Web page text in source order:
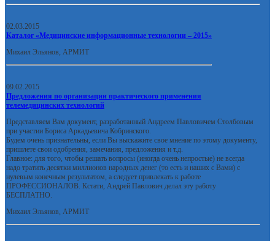
02.03.2015
Каталог «Медицинские информационные технологии – 2015»
Михаил Эльянов, АРМИТ
09.02.2015
Предложения по организации практического применения
телемедицинских технологий
Представляем Вам документ, разработанный Андреем Павловичем Столбовым
при участии Бориса Аркадьевича Кобринского.
Будем очень признательны, если Вы выскажите свое мнение по этому документу,
пришлете свои одобрения, замечания, предложения и т.д.
Главное: для того, чтобы решать вопросы (иногда очень непростые) не всегда
надо тратить десятки миллионов народных денег (то есть и наших с Вами) с
нулевым конечным результатом, а следует привлекать к работе
ПРОФЕССИОНАЛОВ. Кстати, Андрей Павлович делал эту работу
БЕСПЛАТНО.
Михаил Эльянов, АРМИТ